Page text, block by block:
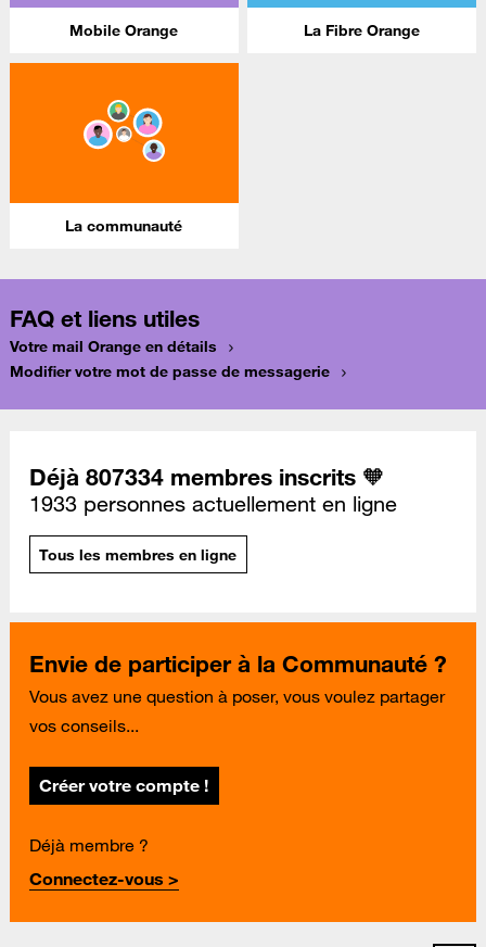
Mobile Orange La Fibre Orange
La communauté
FAQ et liens utiles
Votre mail Orange en détails
Modifier votre mot de passe de messagerie
Déjà 807334 membres inscrits 🧡
1933 personnes actuellement en ligne
Tous les membres en ligne
Envie de participer à la Communauté ?
Vous avez une question à poser, vous voulez partager
vos conseils...
Créer votre compte !
Déjà membre ?
Connectez-vous >